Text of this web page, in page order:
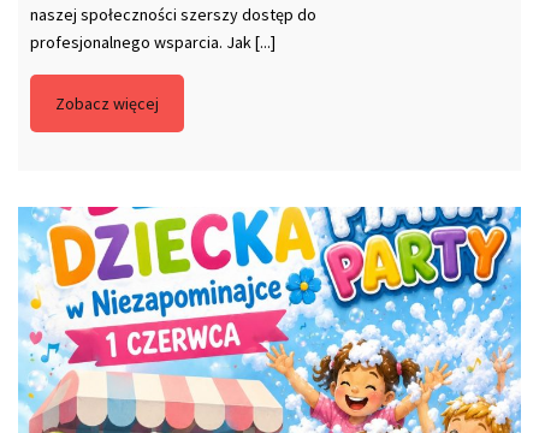
naszej społeczności szerszy dostęp do
profesjonalnego wsparcia. Jak [...]
Zobacz więcej